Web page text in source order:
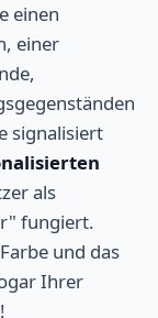
einen
einer
signalisiert
als
fungiert.
und das
Ihrer